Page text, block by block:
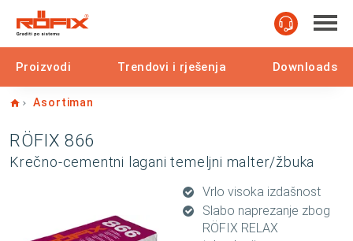
Proizvodi Trendovi i rješenja Downloads
Home
Asortiman
RÖFIX 866
Krečno-cementni lagani temeljni malter/žbuka
Vrlo visoka izdašnost
Slabo naprezanje zbog
RÖFIX RELAX